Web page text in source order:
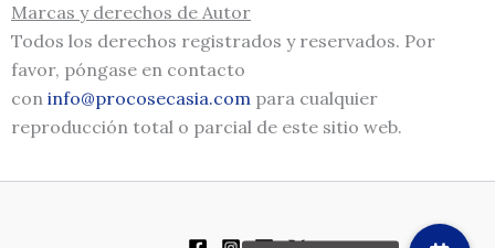
Marcas y derechos de Autor
Todos los derechos registrados y reservados. Por
favor, póngase en contacto
con info@procosecasia.com para cualquier
reproducción total o parcial de este sitio web.